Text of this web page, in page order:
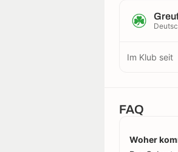
Im Klub seit
FAQ
Woher